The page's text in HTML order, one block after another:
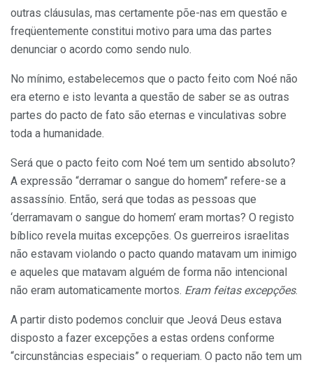
outras cláusulas, mas certamente põe-nas em questão e
freqüentemente constitui motivo para uma das partes
denunciar o acordo como sendo nulo.
No mínimo, estabelecemos que o pacto feito com Noé não
era eterno e isto levanta a questão de saber se as outras
partes do pacto de fato são eternas e vinculativas sobre
toda a humanidade.
Será que o pacto feito com Noé tem um sentido absoluto?
A expressão “derramar o sangue do homem” refere-se a
assassínio. Então, será que todas as pessoas que
‘derramavam o sangue do homem’ eram mortas? O registo
bíblico revela muitas excepções. Os guerreiros israelitas
não estavam violando o pacto quando matavam um inimigo
e aqueles que matavam alguém de forma não intencional
não eram automaticamente mortos. Eram feitas excepções.
A partir disto podemos concluir que Jeová Deus estava
disposto a fazer excepções a estas ordens conforme
“circunstâncias especiais” o requeriam. O pacto não tem um